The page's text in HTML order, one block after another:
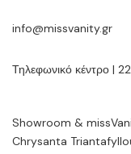
info@missvanity.gr
Τηλεφωνικό κέντρο |
Showroom &
Chrysanta